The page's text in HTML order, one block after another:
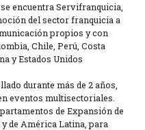
encuentra Servifranquicia,
del sector franquicia a
propios y con
Chile, Perú, Costa
y Estados Unidos
durante más de 2 años,
eventos multisectoriales.
de Expansión de
de América Latina, para